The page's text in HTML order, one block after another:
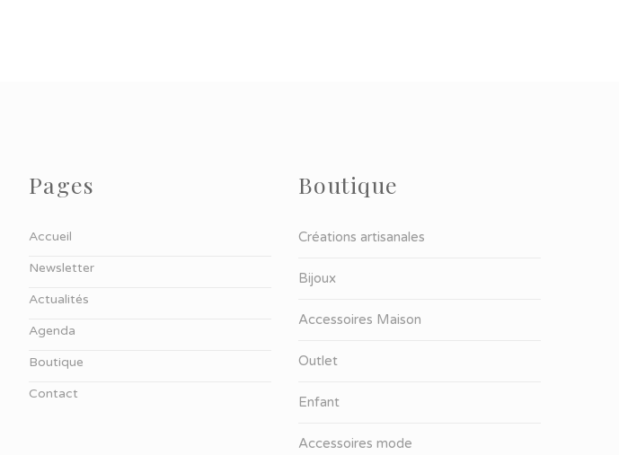
Pages
Accueil
Newsletter
Actualités
Agenda
Boutique
Contact
Boutique
Créations artisanales
Bijoux
Accessoires Maison
Outlet
Enfant
Accessoires mode